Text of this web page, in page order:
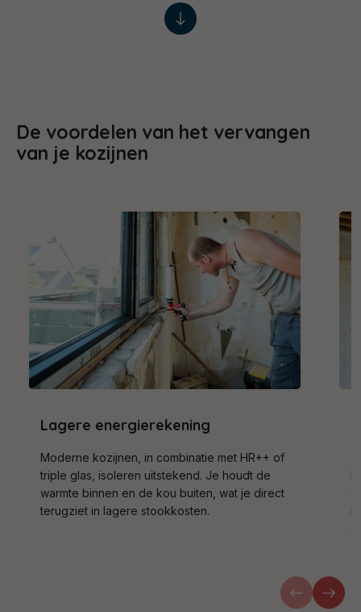
De voordelen van het vervangen
van je kozijnen
Lagere energierekening
Moderne kozijnen, in combinatie met HR++ of
triple glas, isoleren uitstekend. Je houdt de
warmte binnen en de kou buiten, wat je direct
terugziet in lagere stookkosten.